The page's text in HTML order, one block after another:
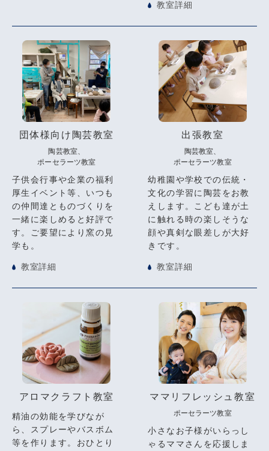
教室詳細
団体様向け陶芸教室
陶芸教室、
ポーセラーツ教室
子供会行事や企業の福利
厚生イベント等、いつも
の仲間達とものづくりを
一緒に楽しめると好評で
す。ご要望により窯の見
学も。
教室詳細
出張教室
陶芸教室、
ポーセラーツ教室
幼稚園や学校での伝統・
文化の学習に陶芸をお教
えします。こども達が土
に触れる時の楽しそうな
顔や真剣な眼差しが大好
きです。
教室詳細
アロマクラフト教室
精油の効能を学びなが
ら、スプレーやバスボム
等を作ります。おひとり
ママリフレッシュ教室
ポーセラーツ教室
小さなお子様がいらっし
ゃるママさんを応援しま